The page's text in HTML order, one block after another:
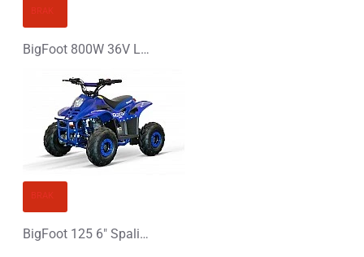
BigFoot 800W 36V L Elektryczny Quad
BigFoot 125 6" Spalinowy Midi Quad